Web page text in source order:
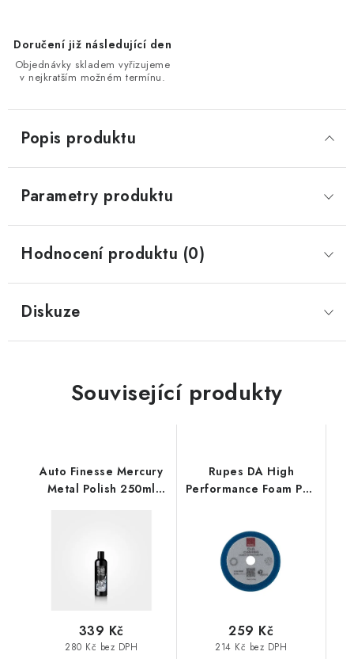
Doručení již následující den
Objednávky skladem vyřizujeme
v nejkratším možném termínu.
Popis produktu
Parametry produktu
Hodnocení produktu (0)
Diskuze
Související produkty
Auto Finesse Mercury
Metal Polish 250ml
280 Kč bez DPH
339 Kč
Rupes DA High
Performance Foam Pad
214 Kč bez DPH
259 Kč